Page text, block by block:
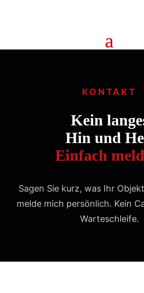
KONTAKT
Kein
Hin und
Einfach
Sagen Sie kurz, was Ihr
melde mich persönlich. Kein
Warteschleife.